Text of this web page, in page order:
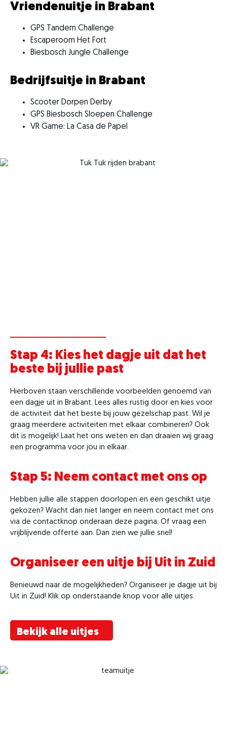
Vriendenuitje in Brabant
GPS Tandem Challenge
Escaperoom Het Fort
Biesbosch Jungle Challenge
Bedrijfsuitje in Brabant
Scooter Dorpen Derby
GPS Biesbosch Sloepen Challenge
VR Game: La Casa de Papel
Stap 4: Kies het dagje uit dat het
beste bij jullie past
Hierboven staan verschillende voorbeelden genoemd van
een dagje uit in Brabant. Lees alles rustig door en kies voor
de activiteit dat het beste bij jouw gezelschap past. Wil je
graag meerdere activiteiten met elkaar combineren? Ook
dit is mogelijk! Laat het ons weten en dan draaien wij graag
een programma voor jou in elkaar.
Stap 5: Neem contact met ons op
Hebben jullie alle stappen doorlopen en een geschikt uitje
gekozen? Wacht dan niet langer en neem contact met ons
via de contactknop onderaan deze pagina. Of vraag een
vrijblijvende offerte aan. Dan zien we jullie snel!
Organiseer een uitje bij Uit in Zuid
Benieuwd naar de mogelijkheden? Organiseer je dagje uit bij
Uit in Zuid! Klik op onderstaande knop voor alle uitjes.
Bekijk alle uitjes